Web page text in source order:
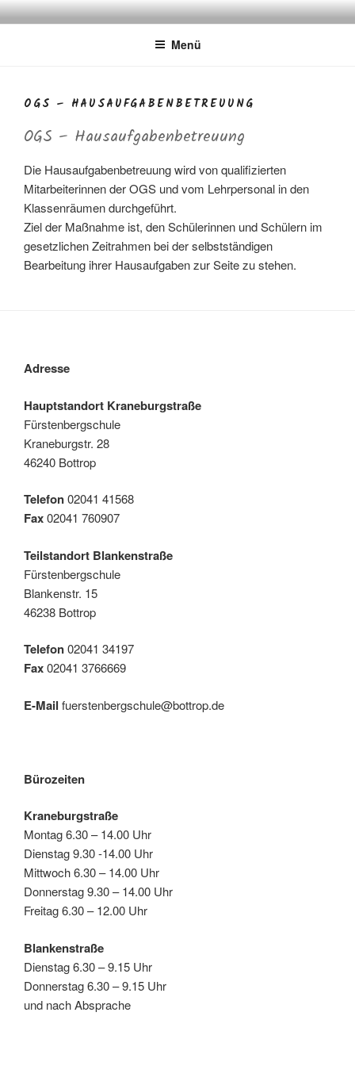
Zum
InhaltFÜRSTENBERGSCHULE
Gemeinschaftsgrundschule
Menü
OGS – HAUSAUFGABENBETREUUNG
OGS – Hausaufgabenbetreuung
Die Hausaufgabenbetreuung wird von qualifizierten
Mitarbeiterinnen der OGS und vom Lehrpersonal in den
Klassenräumen durchgeführt.
Ziel der Maßnahme ist, den Schülerinnen und Schülern im
gesetzlichen Zeitrahmen bei der selbstständigen
Bearbeitung ihrer Hausaufgaben zur Seite zu stehen.
Adresse
Hauptstandort Kraneburgstraße
Fürstenbergschule
Kraneburgstr. 28
46240 Bottrop
Telefon02041 41568
Fax02041 760907
Teilstandort Blankenstraße
Fürstenbergschule
Blankenstr. 15
46238 Bottrop
Telefon02041 34197
Fax02041 3766669
E-Mail fuerstenbergschule@bottrop.de
Bürozeiten
Kraneburgstraße
Montag 6.30 – 14.00 Uhr
Dienstag 9.30 -14.00 Uhr
Mittwoch 6.30 – 14.00 Uhr
Donnerstag 9.30 – 14.00 Uhr
Freitag 6.30 – 12.00 Uhr
Blankenstraße
Dienstag 6.30 – 9.15 Uhr
Donnerstag 6.30 – 9.15 Uhr
und nach Absprache